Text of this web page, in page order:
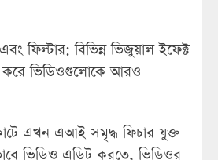
ফিল্টার: বিভিন্ন ভিজুয়াল ইফেক্ট
করে ভিডিওগুলোকে আরও
এখন এআই সমৃদ্ধ ফিচার যুক্ত
ভিডিও এডিট করতে, ভিডিওর